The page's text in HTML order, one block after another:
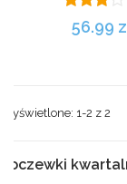
56.99
Wyświetlone: 1-2 z 2
Soczewki